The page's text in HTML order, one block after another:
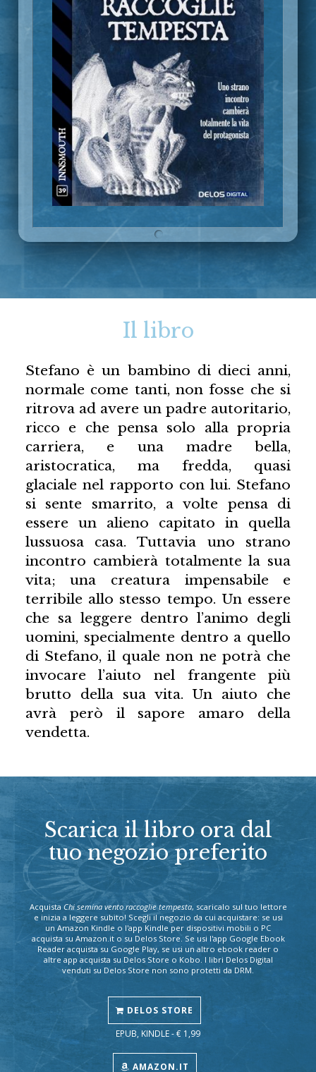
Il libro
Stefano è un bambino di dieci anni,
normale come tanti, non fosse che si
ritrova ad avere un padre autoritario,
ricco e che pensa solo alla propria
carriera, e una madre bella,
aristocratica, ma fredda, quasi
glaciale nel rapporto con lui. Stefano
si sente smarrito, a volte pensa di
essere un alieno capitato in quella
lussuosa casa. Tuttavia uno strano
incontro cambierà totalmente la sua
vita; una creatura impensabile e
terribile allo stesso tempo. Un essere
che sa leggere dentro l’animo degli
uomini, specialmente dentro a quello
di Stefano, il quale non ne potrà che
invocare l’aiuto nel frangente più
brutto della sua vita. Un aiuto che
avrà però il sapore amaro della
vendetta.
Scarica il libro ora dal
tuo negozio preferito
Acquista Chi semina vento raccoglie tempesta, scaricalo sul tuo lettore
e inizia a leggere subito! Scegli il negozio da cui acquistare: se usi
un Amazon Kindle o l'app Kindle per dispositivi mobili o PC
acquista su Amazon.it o su Delos Store. Se usi l'app Google Ebook
Reader acquista su Google Play, se usi un altro ebook reader o
altre app acquista su Delos Store o Kobo. I libri Delos Digital
venduti su Delos Store non sono protetti da DRM.
DELOS STORE
EPUB, KINDLE - € 1,99
AMAZON.IT